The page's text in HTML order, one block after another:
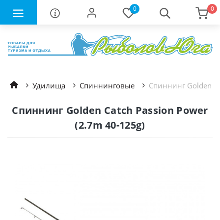
0 0
Удилища Спиннинговые Спиннинг Golden
Спиннинг Golden Catch Passion Power
(2.7m 40-125g)